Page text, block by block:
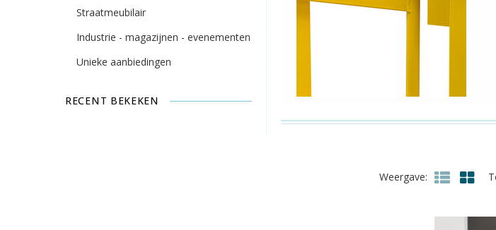
Straatmeubilair
Industrie - magazijnen - evenementen
Unieke aanbiedingen
RECENT BEKEKEN
Weergave